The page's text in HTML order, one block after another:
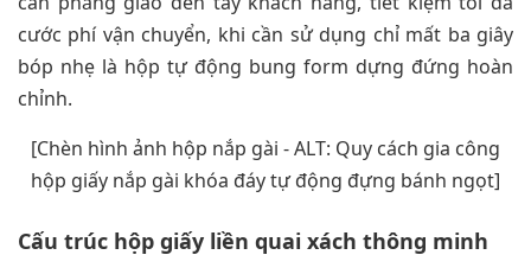
cước phí vận chuyển, khi cần sử dụng chỉ mất ba giây
bóp nhẹ là hộp tự động bung form dựng đứng hoàn
chỉnh.
[Chèn hình ảnh hộp nắp gài - ALT: Quy cách gia công
hộp giấy nắp gài khóa đáy tự động đựng bánh ngọt]
Cấu trúc hộp giấy liền quai xách thông minh